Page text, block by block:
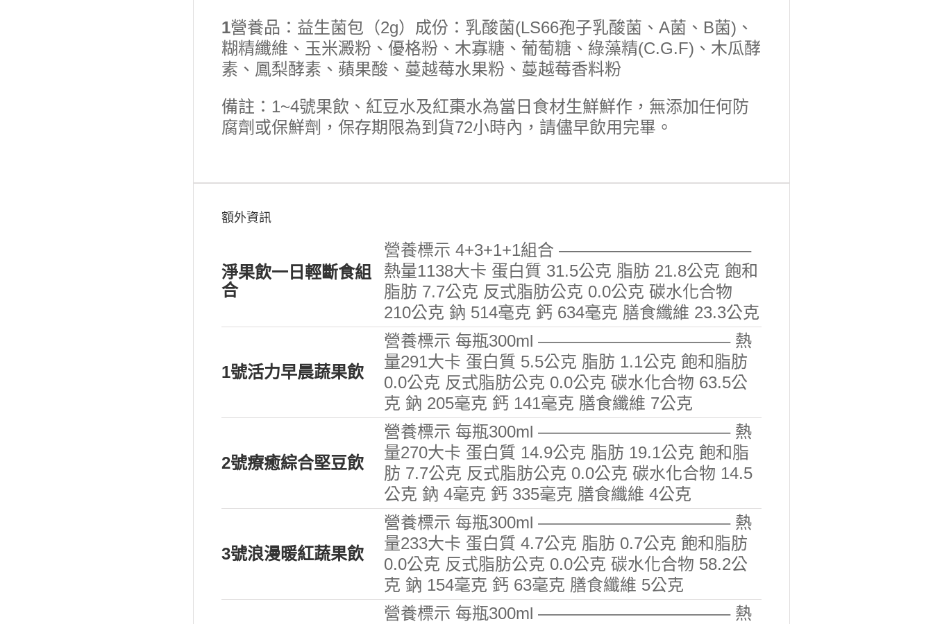
1營養品：益生菌包（2g）成份：乳酸菌(LS66孢子乳酸菌、A菌、B菌)、
糊精纖維、玉米澱粉、優格粉、木寡糖、葡萄糖、綠藻精(C.G.F)、木瓜酵
素、鳳梨酵素、蘋果酸、蔓越莓水果粉、蔓越莓香料粉
備註：1~4號果飲、紅豆水及紅棗水為當日食材生鮮鮮作，無添加任何防
腐劑或保鮮劑，保存期限為到貨72小時內，請儘早飲用完畢。
額外資訊
淨果飲一日輕斷食組
合
營養標示 4+3+1+1組合 ———————————–
熱量1138大卡 蛋白質 31.5公克 脂肪 21.8公克 飽和
脂肪 7.7公克 反式脂肪公克 0.0公克 碳水化合物
210公克 鈉 514毫克 鈣 634毫克 膳食纖維 23.3公克
1號活力早晨蔬果飲
營養標示 每瓶300ml ———————————– 熱
量291大卡 蛋白質 5.5公克 脂肪 1.1公克 飽和脂肪
0.0公克 反式脂肪公克 0.0公克 碳水化合物 63.5公
克 鈉 205毫克 鈣 141毫克 膳食纖維 7公克
2號療癒綜合堅豆飲
營養標示 每瓶300ml ———————————– 熱
量270大卡 蛋白質 14.9公克 脂肪 19.1公克 飽和脂
肪 7.7公克 反式脂肪公克 0.0公克 碳水化合物 14.5
公克 鈉 4毫克 鈣 335毫克 膳食纖維 4公克
3號浪漫暖紅蔬果飲
營養標示 每瓶300ml ———————————– 熱
量233大卡 蛋白質 4.7公克 脂肪 0.7公克 飽和脂肪
0.0公克 反式脂肪公克 0.0公克 碳水化合物 58.2公
克 鈉 154毫克 鈣 63毫克 膳食纖維 5公克
營養標示 每瓶300ml ———————————– 熱